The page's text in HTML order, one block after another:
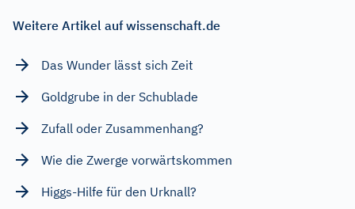
Weitere Artikel auf wissenschaft.de
Das Wunder lässt sich Zeit
Goldgrube in der Schublade
Zufall oder Zusammenhang?
Wie die Zwerge vorwärtskommen
Higgs-Hilfe für den Urknall?